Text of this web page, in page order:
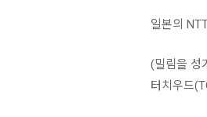
일본의
(밀림을 성
터치우드